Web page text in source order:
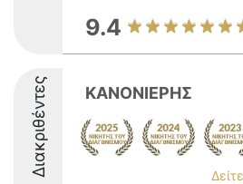
9.4
Διακριθέντες ΚΑΝΟΝΙΕΡΗΣ